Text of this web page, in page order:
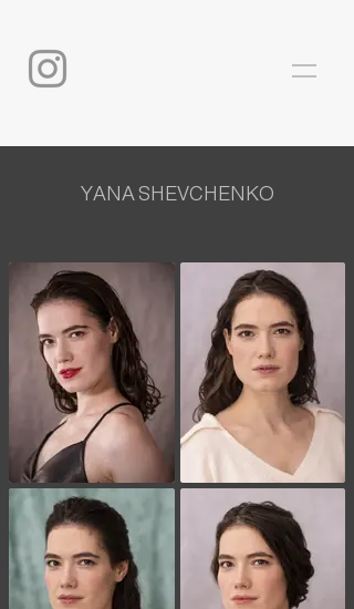
YANA SHEVCHENKO